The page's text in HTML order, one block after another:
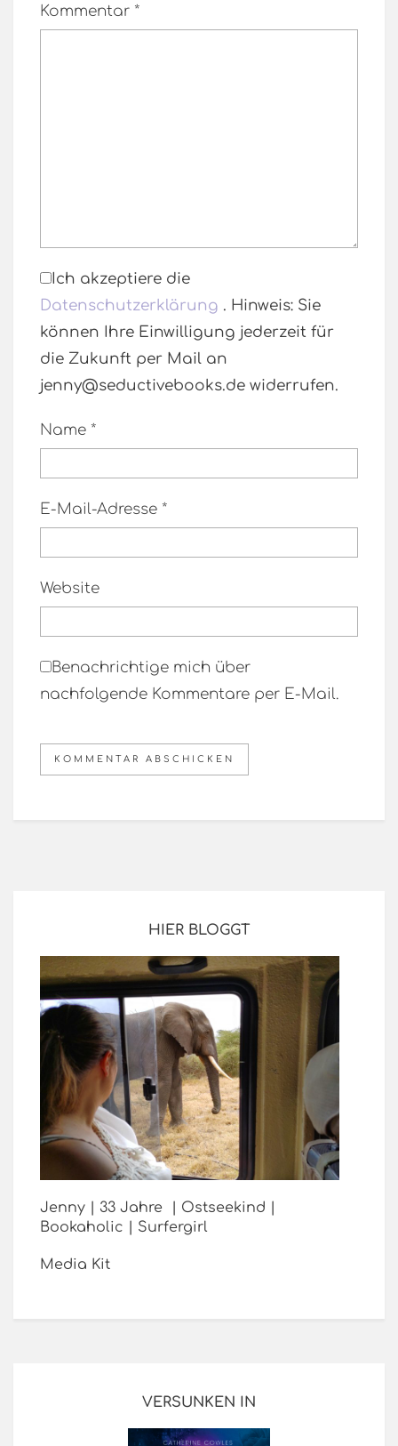
Kommentar *
Ich akzeptiere die
Datenschutzerklärung . Hinweis: Sie
können Ihre Einwilligung jederzeit für
die Zukunft per Mail an
jenny@seductivebooks.de widerrufen.
Name *
E-Mail-Adresse *
Website
Benachrichtige mich über
nachfolgende Kommentare per E-Mail.
HIER BLOGGT
Jenny | 33 Jahre | Ostseekind |
Bookaholic | Surfergirl
Media Kit
VERSUNKEN IN